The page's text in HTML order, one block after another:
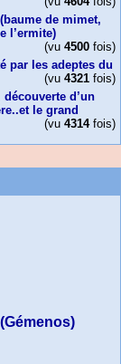
de mimet,
l’ermite)
(vu 4500 fois)
par les adeptes du
(vu 4321 fois)
d’un
le grand
(vu 4314fois)